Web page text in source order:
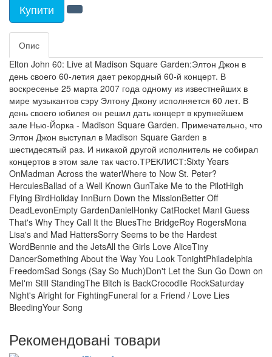
Купити
Опис
Elton John 60: Live at Madison Square Garden:Элтон Джон в
день своего 60-летия дает рекордный 60-й концерт. В
воскресенье 25 марта 2007 года одному из известнейших в
мире музыкантов сэру Элтону Джону исполняется 60 лет. В
день своего юбилея он решил дать концерт в крупнейшем
зале Нью-Йорка - Madison Square Garden. Примечательно, что
Элтон Джон выступал в Madison Square Garden в
шестидесятый раз. И никакой другой исполнитель не собирал
концертов в этом зале так часто.ТРЕКЛИСТ:Sixty Years
OnMadman Across the waterWhere to Now St. Peter?
HerculesBallad of a Well Known GunTake Me to the PilotHigh
Flying BirdHoliday InnBurn Down the MissionBetter Off
DeadLevonEmpty GardenDanielHonky CatRocket ManI Guess
That's Why They Call It the BluesThe BridgeRoy RogersMona
Lisa's and Mad HattersSorry Seems to be the Hardest
WordBennie and the JetsAll the Girls Love AliceTiny
DancerSomething About the Way You Look TonightPhiladelphia
FreedomSad Songs (Say So Much)Don't Let the Sun Go Down on
MeI'm Still StandingThe Bitch is BackCrocodile RockSaturday
Night's Alright for FightingFuneral for a Friend / Love Lies
BleedingYour Song
Рекомендовані товари